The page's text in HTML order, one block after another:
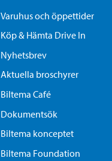
Varuhus och öppettider
Köp & Hämta Drive In
Nyhetsbrev
Aktuella broschyrer
Biltema Café
Dokumentsök
Biltema konceptet
Biltema Foundation